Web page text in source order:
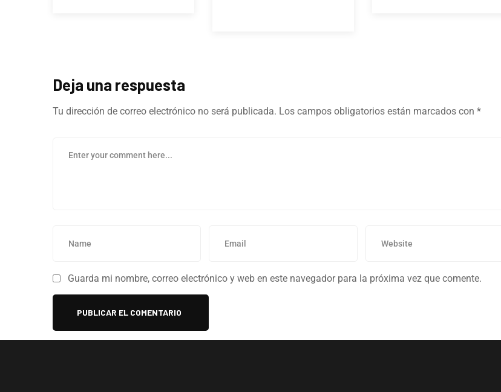
Deja una respuesta
Tu dirección de correo electrónico no será publicada. Los campos obligatorios están marcados con *
Guarda mi nombre, correo electrónico y web en este navegador para la próxima vez que comente.